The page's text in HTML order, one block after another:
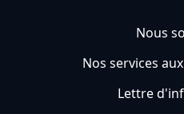
Nous
Nos services
Lettre